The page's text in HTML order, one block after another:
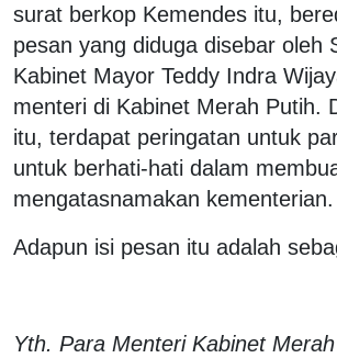
surat berkop Kemendes itu,
pesan yang diduga disebar oleh
Kabinet Mayor Teddy Indra
menteri di Kabinet Merah Putih.
itu, terdapat peringatan untuk
untuk berhati-hati dalam
mengatasnamakan kementerian.
Adapun isi pesan itu adalah
Yth. Para Menteri Kabinet